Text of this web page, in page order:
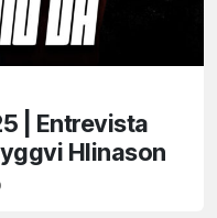
| Entrevista
Hlinason